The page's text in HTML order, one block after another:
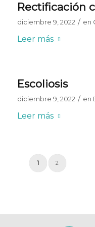
Rectificación
diciembre 9, 2022 / en
Leer más
Escoliosis
diciembre 9, 2022 / en
Leer más
1 2